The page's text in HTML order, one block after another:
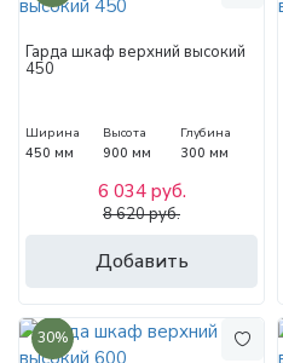
Гарда шкаф верхний высокий
450
Ширина
450 мм
Высота
900 мм
Глубина
300 мм
Добавить
6 034 руб.
8 620 руб.
30%